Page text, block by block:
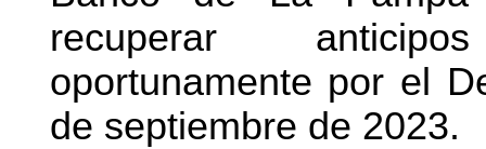
recuperar
oportunamente por el
de septiembre de 2023.